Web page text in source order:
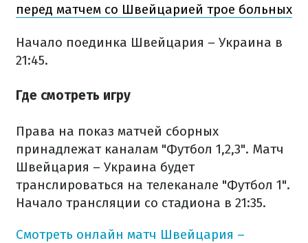
перед матчем со Швейцарией трое больных
Начало поединка Швейцария – Украина в
21:45.
Где смотреть игру
Права на показ матчей сборных
принадлежат каналам "Футбол 1,2,3". Матч
Швейцария – Украина будет
транслироваться на телеканале "Футбол 1".
Начало трансляции со стадиона в 21:35.
Смотреть онлайн матч Швейцария –